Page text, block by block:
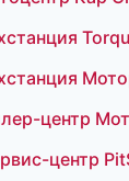
центр
центр